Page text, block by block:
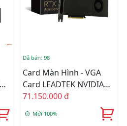
Đã bán: 98
Card Màn Hình - VGA
Card LEADTEK NVIDIA
Quadro RTX 4500 Ada
GDDR6
71.150.000 đ
Mới 100%